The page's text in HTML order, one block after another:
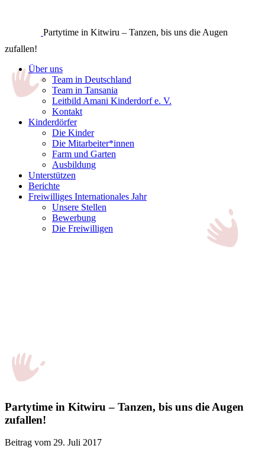
Partytime in Kitwiru – Tanzen, bis uns die Augen
zufallen!
Über uns
Team in Deutschland
Team in Tansania
Leitbild Amani Kinderdorf e. V.
Kontakt
Kinderdörfer
Die Kinder
Die Mitarbeiter*innen
Farm und Garten
Ausbildung
Unterstützen
Berichte
Freiwilliges Internationales Jahr
Unsere Stellen
Bewerbung
Die Freiwilligen
Partytime in Kitwiru – Tanzen, bis uns die Augen
zufallen!
Beitrag vom 29. Juli 2017